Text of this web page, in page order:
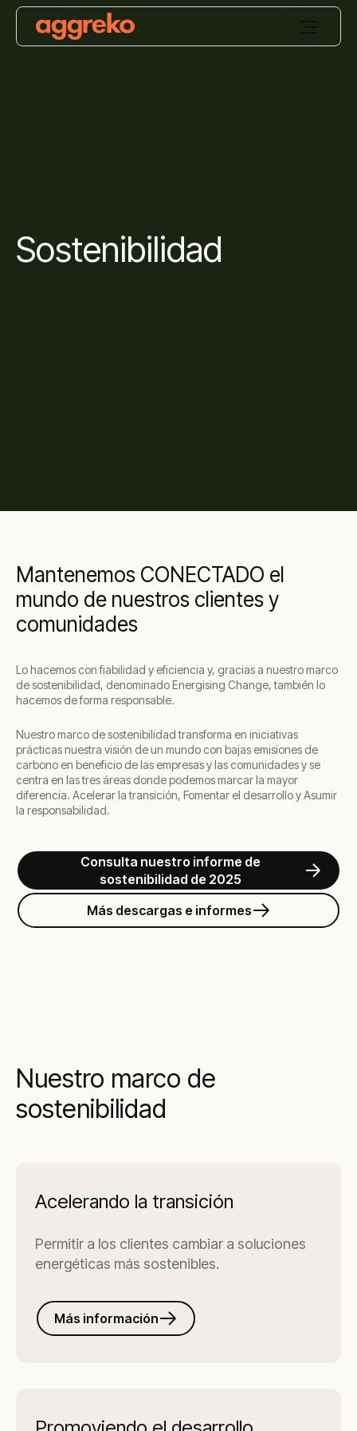
Sostenibilidad
Mantenemos CONECTADO el
mundo de nuestros clientes y
comunidades
Lo hacemos con fiabilidad y eficiencia y, gracias a nuestro marco
de sostenibilidad, denominado Energising Change, también lo
hacemos de forma responsable.
Nuestro marco de sostenibilidad transforma en iniciativas
prácticas nuestra visión de un mundo con bajas emisiones de
carbono en beneficio de las empresas y las comunidades y se
centra en las tres áreas donde podemos marcar la mayor
diferencia. Acelerar la transición, Fomentar el desarrollo y Asumir
la responsabilidad.
Consulta nuestro informe de
sostenibilidad de 2025
Más descargas e informes
Nuestro marco de
sostenibilidad
Acelerando la transición
Permitir a los clientes cambiar a soluciones
energéticas más sostenibles.
Más información